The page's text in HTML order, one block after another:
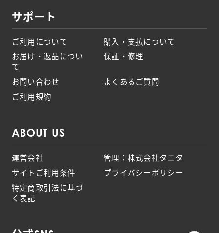
サポート
ご利用について
購入・支払について
お届け・返品につい
て
保証・修理
お問い合わせ
よくあるご質問
ご利用規約
ABOUT US
運営会社
管理：株式会社タニタ
サイトご利用条件
プライバシーポリシー
特定商取引法に基づ
く表記